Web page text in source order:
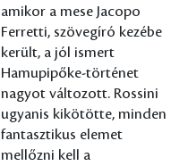
amikor a mese Jacopo
Ferretti, szövegíró kezébe
került, a jól ismert
Hamupipőke-történet
nagyot változott. Rossini
ugyanis kikötötte, minden
fantasztikus elemet
mellőzni kell a